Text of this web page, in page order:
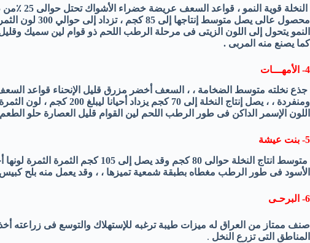
النخلة
محصول عالى يصل
النمو يتحول إلى اللون الزيتى فى مرحلة الرطب اللحم ذو قوام لين سميك
كما يصنع منه المربى .
4- الأمهـــات
جذع نخلته متوسط الضخامة ، ، السعف أخضر مزرق قليل الإنحناء قواعد
ومنفردة ، ، يصل إنتاج النخلة
اللون الإسمر الداكن فى طور الرطب اللحم لين القوام قليل العصارة حلو
5- بنت عيشة
متوسط انتاج النخلة حوالى 80 كجم وقد يصل
الأسود فى طور الرطب مغطاه بطبقة شمعية تميزها ، ، وقد يعمل منه بلح كبيس
6- البرحـى
صنف ممتاز من العراق له ميزات طيبة ترغبه للإستهلاك والتوسع فى زراعته
المناطق التى تزرع النخل .